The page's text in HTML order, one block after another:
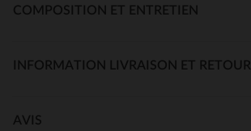
COMPOSITION ET ENTRETIEN
INFORMATION LIVRAISON ET RETOUR
AVIS